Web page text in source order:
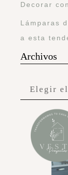
Decorar
Lámparas
a esta
Archivos